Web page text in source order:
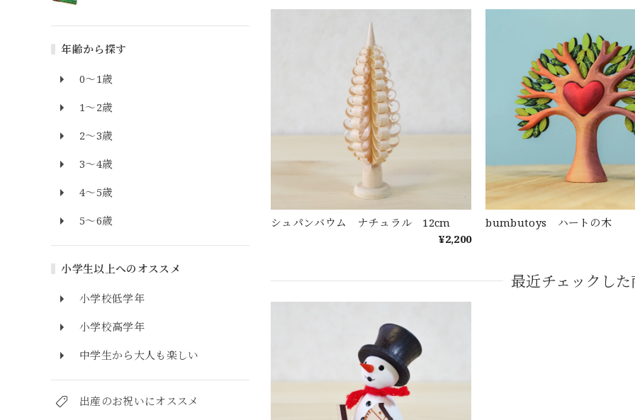
年齢から探す
0～1歳
1～2歳
2～3歳
3～4歳
4～5歳
5～6歳
小学生以上へのオススメ
小学校低学年
小学校高学年
中学生から大人も楽しい
出産のお祝いにオススメ
シュパンバウム ナチュラル 12cm
¥2,200
bumbutoys ハートの木
最近チェックし